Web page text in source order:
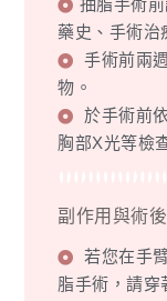
抽脂手術
藥史、手術治
手術前兩
物。
於手術前
胸部X光等檢
副作用與術
若您在手
脂手術，請穿